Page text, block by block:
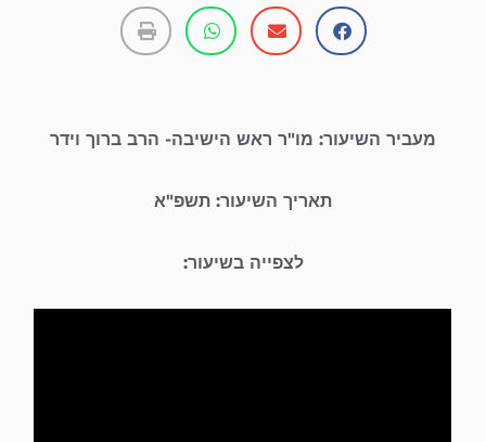
מעביר השיעור: מו"ר ראש הישיבה- הרב ברוך וידר
תאריך השיעור: תשפ"א
לצפייה בשיעור: